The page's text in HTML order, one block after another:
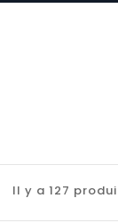
Il y a 127